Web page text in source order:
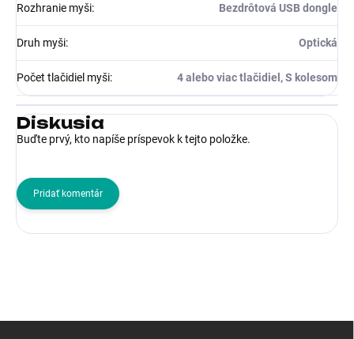
Rozhranie myši: Bezdrôtová USB dongle
Druh myši: Optická
Počet tlačidiel myši: 4 alebo viac tlačidiel, S kolesom
Diskusia
Buďte prvý, kto napíše príspevok k tejto položke.
Pridať komentár